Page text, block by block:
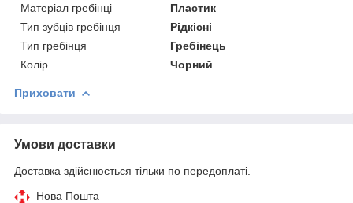
Матеріал гребінці
Пластик
Тип зубців гребінця
Рідкісні
Тип гребінця
Гребінець
Колір
Чорний
Приховати
Умови доставки
Доставка здійснюється тільки по передоплаті.
Нова Пошта